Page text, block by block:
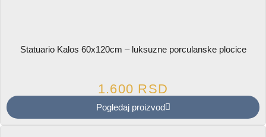
Statuario Kalos 60x120cm – luksuzne porculanske plocice
1.600 RSD
Pogledaj proizvod